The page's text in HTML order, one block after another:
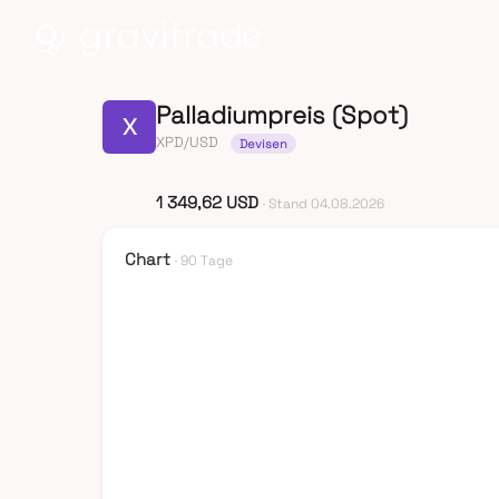
X Palladiumpreis (Spot)
XPD/USD Devisen
1 349,62 USD · Stand 04.08.2026
Chart · 90 Tage